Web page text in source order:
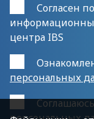
Согласен
центра IBS
персональных